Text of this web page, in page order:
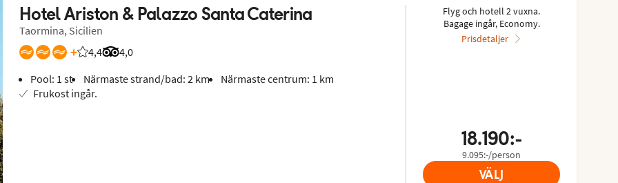
Hotel Ariston & Palazzo Santa Caterina
Taormina, Sicilien
+ 4,4
Betyg från Vings gäster: 4.375/5
4,0
Betyg från Tripadvisor: 4 of 5
Pool: 1 st
Närmaste strand/bad: 2 km
Närmaste centrum: 1 km
Frukost ingår.
Flyg och hotell 2 vuxna.
Bagage ingår, Economy.
Prisdetaljer
18.190:-
9.095:-/person
VÄLJ